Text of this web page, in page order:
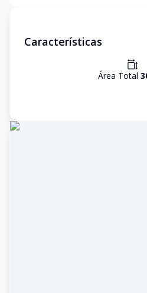
Características
Área Total